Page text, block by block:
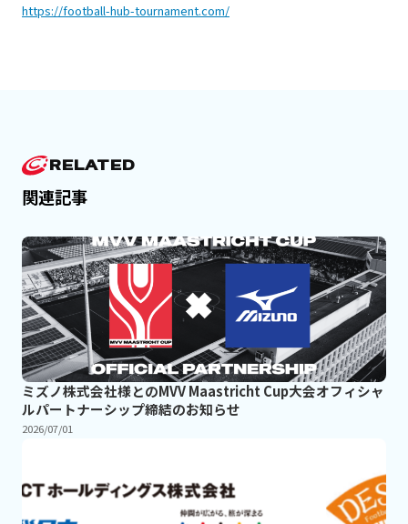
https://football-hub-tournament.com/
RELATED
関連記事
ミズノ株式会社様とのMVV Maastricht Cup大会オフィシャ
ルパートナーシップ締結のお知らせ
2026/07/01